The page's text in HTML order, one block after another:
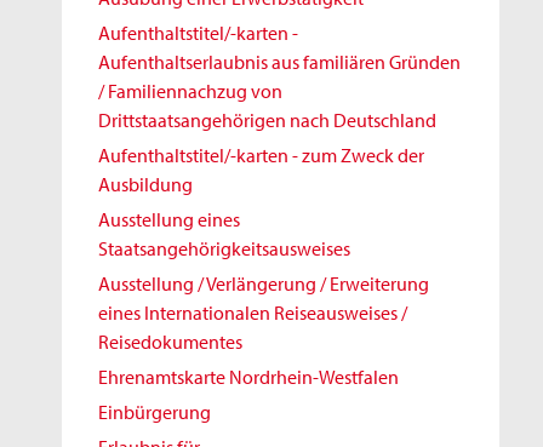
Aufenthaltstitel/-karten -
Aufenthaltserlaubnis aus familiären Gründen
/ Familiennachzug von
Drittstaatsangehörigen nach Deutschland
Aufenthaltstitel/-karten - zum Zweck der
Ausbildung
Ausstellung eines
Staatsangehörigkeitsausweises
Ausstellung / Verlängerung / Erweiterung
eines Internationalen Reiseausweises /
Reisedokumentes
Ehrenamtskarte Nordrhein-Westfalen
Einbürgerung